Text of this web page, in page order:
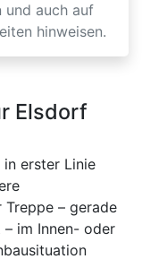
und auch auf
hinweisen.
Elsdorf
in erster Linie
– gerade
im Innen- oder